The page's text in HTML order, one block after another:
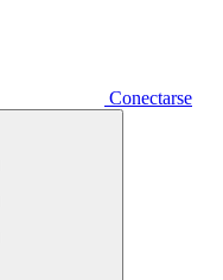
Conectarse